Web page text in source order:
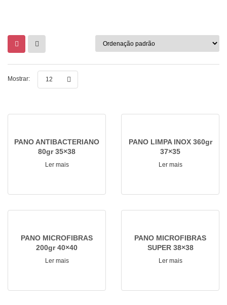
Mostrar: 12
PANO ANTIBACTERIANO
80gr 35×38
Ler mais
PANO LIMPA INOX 360gr
37×35
Ler mais
PANO MICROFIBRAS
200gr 40×40
Ler mais
PANO MICROFIBRAS
SUPER 38×38
Ler mais